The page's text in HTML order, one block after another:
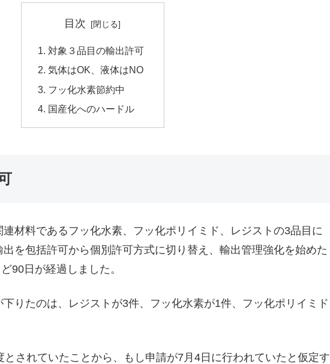
目次
対象３品目の輸出許可
気体はOK、液体はNO
フッ化水素節約中
国産化へのハードル
材料であるフッ化水素、フッ化ポリイミド、レジストの3品目に
を包括許可から個別許可方式に切り替え、輸出管理強化を始めた
90日が経過しました。
りたのは、レジストが3件、フッ化水素が1件、フッ化ポリイミド
されていたことから、もし申請が7月4日に行われていたと仮定す